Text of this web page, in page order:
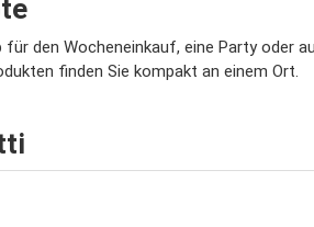
den Wocheneinkauf, eine Party
finden Sie kompakt an einem Ort.